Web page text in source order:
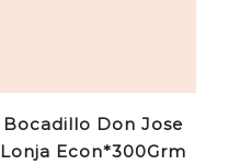
Bocadillo Don Jose
Lonja Econ*300Grm